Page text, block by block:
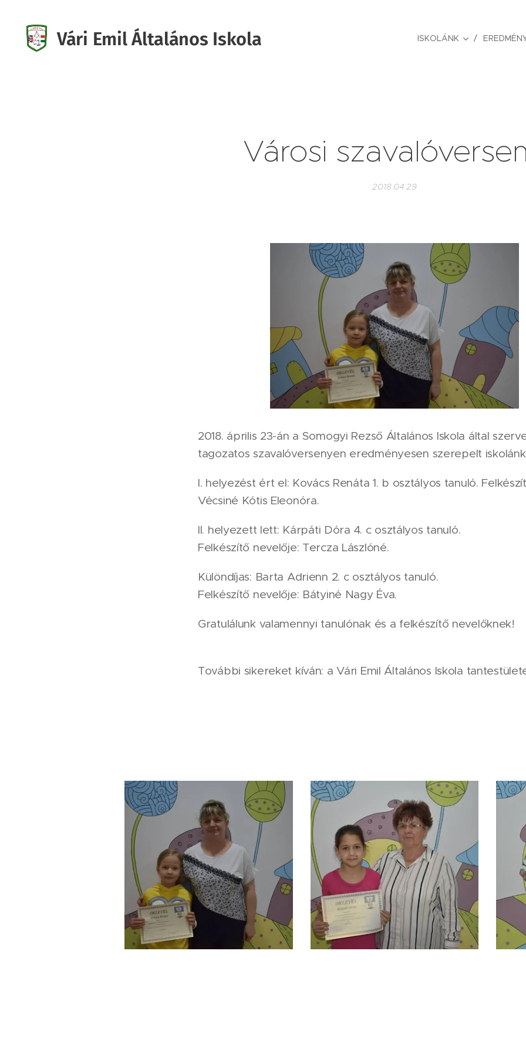
Vári Emil Általános Iskola
ISKOLÁNK
Városi
2018.04.29
2018. április 23-án a Somogyi Rezső Általános Iskola által
tagozatos szavalóversenyen eredményesen szerepelt
I. helyezést ért el: Kovács Renáta 1. b osztályos tanuló.
Vécsiné Kótis Eleonóra.
II. helyezett lett: Kárpáti Dóra 4. c osztályos tanuló.
Felkészítő nevelője: Tercza Lászlóné.
Különdíjas: Barta Adrienn 2. c osztályos tanuló.
Felkészítő nevelője: Bátyiné Nagy Éva.
Gratulálunk valamennyi tanulónak és a felkészítő nevelőknek!
További sikereket kíván: a Vári Emil Általános Iskola